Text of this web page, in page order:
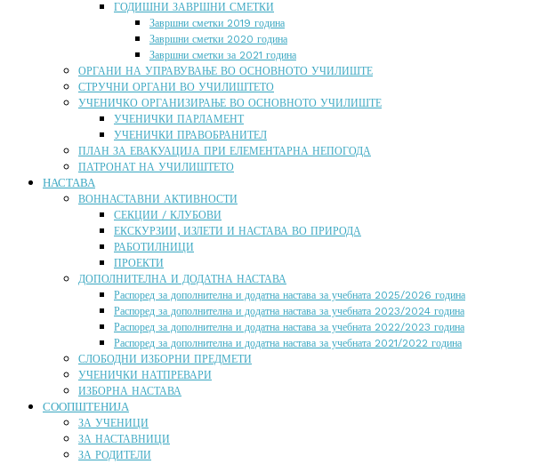
ГОДИШНИ ЗАВРШНИ СМЕТКИ
Завршни сметки 2019 година
Завршни сметки 2020 година
Завршни сметки за 2021 година
ОРГАНИ НА УПРАВУВАЊЕ ВО ОСНОВНОТО УЧИЛИШТЕ
СТРУЧНИ ОРГАНИ ВО УЧИЛИШТЕТО
УЧЕНИЧКО ОРГАНИЗИРАЊЕ ВО ОСНОВНОТО УЧИЛИШТЕ
УЧЕНИЧКИ ПАРЛАМЕНТ
УЧЕНИЧКИ ПРАВОБРАНИТЕЛ
ПЛАН ЗА ЕВАКУАЦИЈА ПРИ ЕЛЕМЕНТАРНА НЕПОГОДА
ПАТРОНАТ НА УЧИЛИШТЕТО
НАСТАВА
ВОННАСТАВНИ АКТИВНОСТИ
СЕКЦИИ / КЛУБОВИ
ЕКСКУРЗИИ, ИЗЛЕТИ И НАСТАВА ВО ПРИРОДА
РАБОТИЛНИЦИ
ПРОЕКТИ
ДОПОЛНИТЕЛНА И ДОДАТНА НАСТАВА
Распоред за дополнителна и додатна настава за учебната 2025/2026 година
Распоред за дополнителна и додатна настава за учебната 2023/2024 година
Распоред за дополнителна и додатна настава за учебната 2022/2023 година
Распоред за дополнителна и додатна настава за учебната 2021/2022 година
СЛОБОДНИ ИЗБОРНИ ПРЕДМЕТИ
УЧЕНИЧКИ НАТПРЕВАРИ
ИЗБОРНА НАСТАВА
СООПШТЕНИЈА
ЗА УЧЕНИЦИ
ЗА НАСТАВНИЦИ
ЗА РОДИТЕЛИ